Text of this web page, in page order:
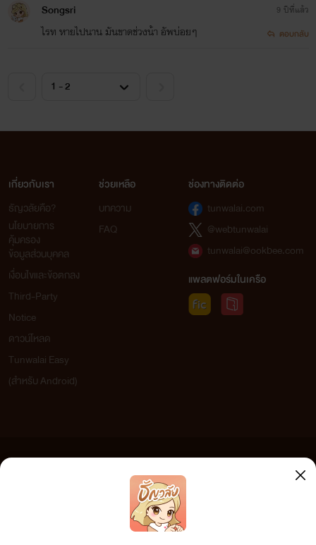
Songsri
ไรท หายไปนาน มันขาดช่วงน้า อัพบ่อยๆ
9 ปีที่แล้ว
ตอบกลับ
เกี่ยวกับเรา
ธัญวลัยคือ?
นโยบายการ
คุ้มครอง
ข้อมูลส่วนบุคคล
เงื่อนไขและข้อตกลง
Third-Party
Notice
ดาวน์โหลด
Tunwalai Easy
(สำหรับ Android)
ช่วยเหลือ
บทความ
FAQ
ช่องทางติดต่อ
tunwalai.com
@webtunwalai
tunwalai@ookbee.com
แพลตฟอร์มในเครือ
เว็บไซต์แห่งนี้ไม่ได้เห็นด้วยและไม่ขอรับผิดชอบต่อข้อความใดๆ ทั้งสิ้น ดังนั้นผู้อ่านทุกท่านโปรดใช้
วิจารณญาณในการกลั่นกรองด้วยตนเอง และหากท่านพบข้อความใดๆ ที่ขัดต่อกฎหมายและศีลธรรม
กรุณาแจ้งมาที่ tunwalai@ookbee.com เพื่อทีมงานจะได้ดำเนินการในทันที ทั้งนี้ ทางเว็บไซต์ขอสงวน
ลิขสิทธิ์ตามพระราชบัญญัติลิขสิทธิ์ (ฉบับเพิ่มเติม) พ.ศ.2558